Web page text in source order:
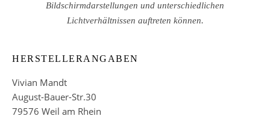
Bildschirmdarstellungen und unterschiedlichen
Lichtverhältnissen auftreten können.
HERSTELLERANGABEN
Vivian Mandt
August-Bauer-Str.30
79576 Weil am Rhein